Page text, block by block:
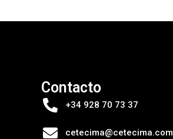
Contacto
+34 928 70 73 37
cetecima@cetecima.com